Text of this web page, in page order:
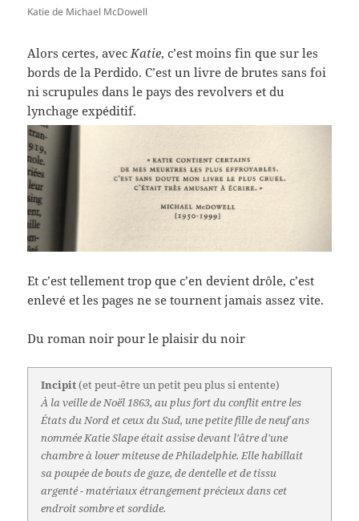
Katie de Michael McDowell
Alors certes, avecKatie, c’est moins fin que sur les
bords de la Perdido. C’est un livre de brutes sans foi
ni scrupules dans le pays des revolvers et du
lynchage expéditif.
Et c’est tellement trop que c’en devient drôle, c’est
enlevé et les pages ne se tournent jamais assez vite.
Du roman noir pour le plaisir du noir
Incipit(et peut-être un petit peu plus si entente)
À la veille de Noël 1863, au plus fort du conflit entre les
États du Nord et ceux du Sud, une petite fille de neuf ans
nommée Katie Slape était assise devant l'âtre d'une
chambre à louer miteuse de Philadelphie. Elle habillait
sa poupée de bouts de gaze, de dentelle et de tissu
argenté - matériaux étrangement précieux dans cet
endroit sombre et sordide.